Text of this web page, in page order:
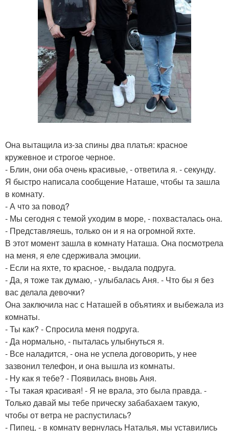
Она вытащила из-за спины два платья: красное
кружевное и строгое черное.
- Блин, они оба очень красивые, - ответила я. - секунду.
Я быстро написала сообщение Наташе, чтобы та зашла
в комнату.
- А что за повод?
- Мы сегодня с темой уходим в море, - похвасталась она.
- Представляешь, только он и я на огромной яхте.
В этот момент зашла в комнату Наташа. Она посмотрела
на меня, я еле сдерживала эмоции.
- Если на яхте, то красное, - выдала подруга.
- Да, я тоже так думаю, - улыбалась Аня. - Что бы я без
вас делала девочки?
Она заключила нас с Наташей в объятиях и выбежала из
комнаты.
- Ты как? - Спросила меня подруга.
- Да нормально, - пыталась улыбнуться я.
- Все наладится, - она не успела договорить, у нее
зазвонил телефон, и она вышла из комнаты.
- Ну как я тебе? - Появилась вновь Аня.
- Ты такая красивая! - Я не врала, это была правда. -
Только давай мы тебе прическу забабахаем такую,
чтобы от ветра не распустилась?
- Пипец, - в комнату вернулась Наталья, мы уставились